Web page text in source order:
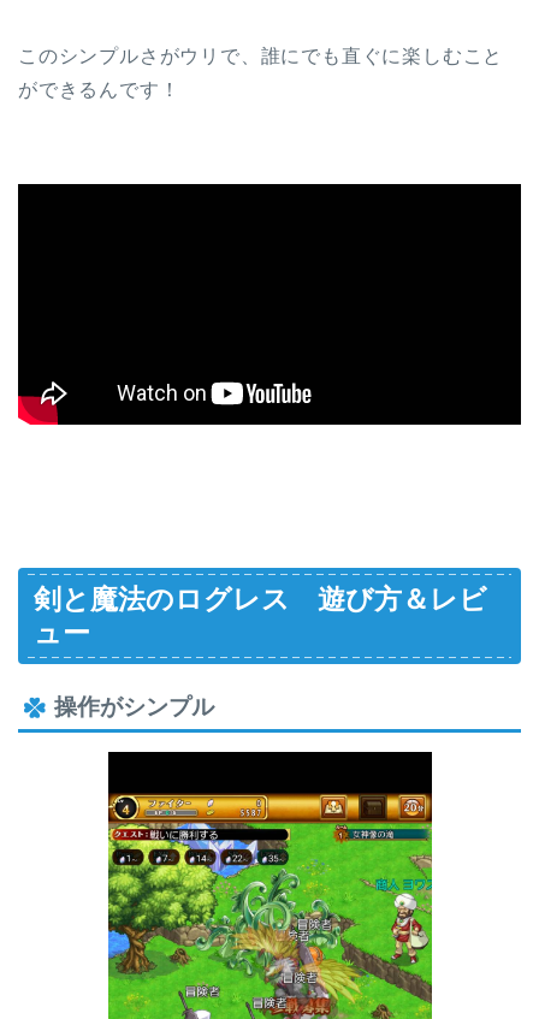
このシンプルさがウリで、誰にでも直ぐに楽しむこと
ができるんです！
剣と魔法のログレス 遊び方＆レビ
ュー
操作がシンプル